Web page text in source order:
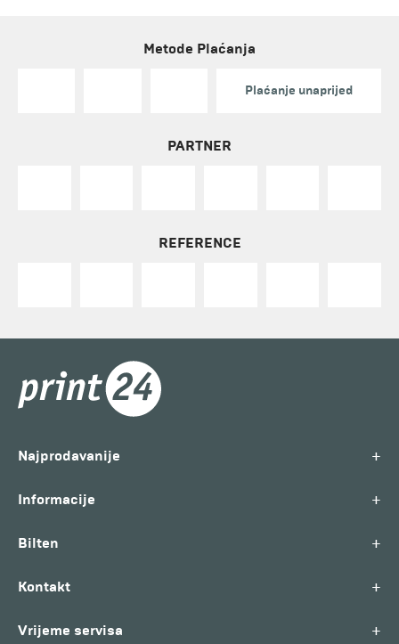
Metode Plaćanja
Plaćanje unaprijed
PARTNER
REFERENCE
Najprodavanije +
Informacije +
Bilten +
Kontakt +
Vrijeme servisa +